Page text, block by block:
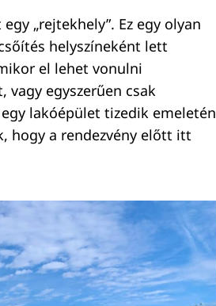
„rejtekhely”. Ez egy olyan
helyszíneként lett
el lehet vonulni
vagy egyszerűen csak
lakóépület tizedik emeletén
hogy a rendezvény előtt itt